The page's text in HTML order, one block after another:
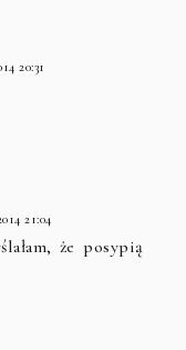
20:31
21:04
że posypią